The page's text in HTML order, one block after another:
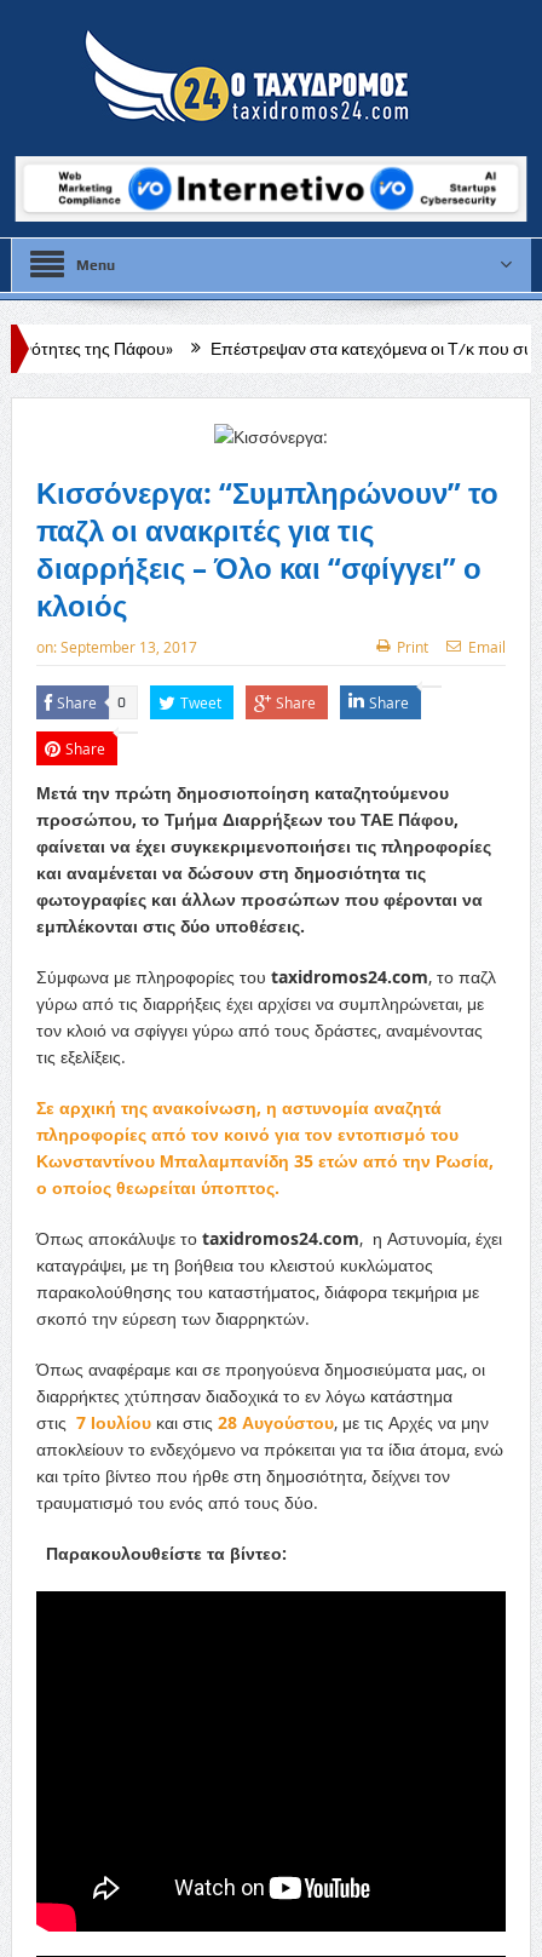
Menu
Επέστρεψαν στα κατεχόμενα οι Τ/κ που συμμετείχαν στις
Κισσόνεργα: “Συμπληρώνουν” το
παζλ οι ανακριτές για τις
διαρρήξεις – Όλο και “σφίγγει” ο
κλοιός
on:September 13, 2017 Print Email
Share 0 Tweet Share Share
Share
Μετά την πρώτη δημοσιοποίηση καταζητούμενου
προσώπου, το Τμήμα Διαρρήξεων του ΤΑΕ Πάφου,
φαίνεται να έχει συγκεκριμενοποιήσει τις πληροφορίες
και αναμένεται να δώσουν στη δημοσιότητα τις
φωτογραφίες και άλλων προσώπων που φέρονται να
εμπλέκονται στις δύο υποθέσεις.
Σύμφωνα με πληροφορίες του taxidromos24.com, το παζλ
γύρω από τις διαρρήξεις έχει αρχίσει να συμπληρώνεται, με
τον κλοιό να σφίγγει γύρω από τους δράστες, αναμένοντας
τις εξελίξεις.
Σε αρχική της ανακοίνωση, η αστυνομία αναζητά
πληροφορίες από τον κοινό για τον εντοπισμό του
Κωνσταντίνου Μπαλαμπανίδη 35 ετών από την Ρωσία,
ο οποίος θεωρείται ύποπτος.
Όπως αποκάλυψε το taxidromos24.com, η Αστυνομία, έχει
καταγράψει, με τη βοήθεια του κλειστού κυκλώματος
παρακολούθησης του καταστήματος, διάφορα τεκμήρια με
σκοπό την εύρεση των διαρρηκτών.
Όπως αναφέραμε και σε προηγούενα δημοσιεύματα μας, οι
διαρρήκτες χτύπησαν διαδοχικά το εν λόγω κατάστημα
στις 7 Ιουλίου και στις 28 Αυγούστου, με τις Αρχές να μην
αποκλείουν το ενδεχόμενο να πρόκειται για τα ίδια άτομα, ενώ
και τρίτο βίντεο που ήρθε στη δημοσιότητα, δείχνει τον
τραυματισμό του ενός από τους δύο.
Παρακουλουθείστε τα βίντεο: